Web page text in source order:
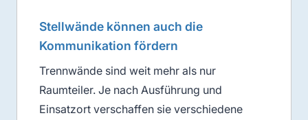
Stellwände können auch die
Kommunikation fördern
Trennwände sind weit mehr als nur
Raumteiler. Je nach Ausführung und
Einsatzort verschaffen sie verschiedene